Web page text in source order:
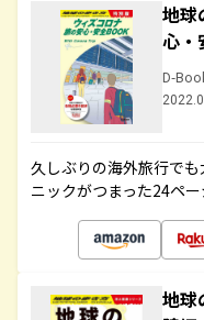
地球
心・
D-
久しぶりの海外旅行で
ニックがつまった24ペ
地